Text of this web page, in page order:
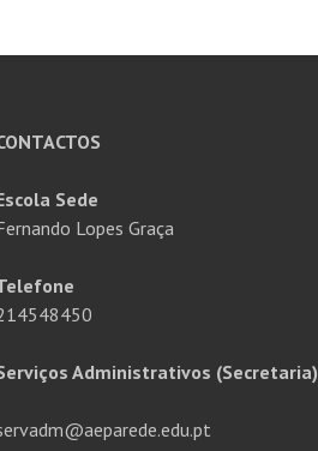
Sede
Lopes Graça
Administrativos (Secretaria)